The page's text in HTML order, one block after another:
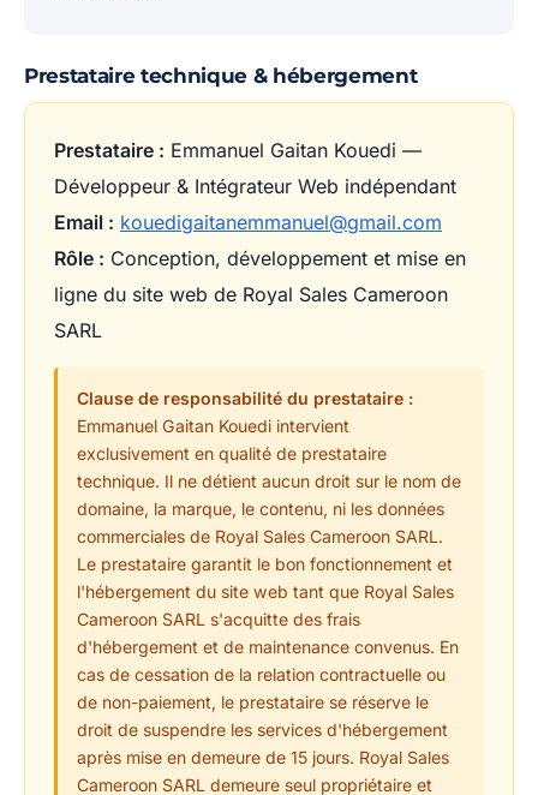
Prestataire technique & hébergement
Prestataire : Emmanuel Gaitan Kouedi —
Développeur & Intégrateur Web indépendant
Email : kouedigaitanemmanuel@gmail.com
Rôle : Conception, développement et mise en
ligne du site web de Royal Sales Cameroon
SARL
Clause de responsabilité du prestataire :
Emmanuel Gaitan Kouedi intervient
exclusivement en qualité de prestataire
technique. Il ne détient aucun droit sur le nom de
domaine, la marque, le contenu, ni les données
commerciales de Royal Sales Cameroon SARL.
Le prestataire garantit le bon fonctionnement et
l'hébergement du site web tant que Royal Sales
Cameroon SARL s'acquitte des frais
d'hébergement et de maintenance convenus. En
cas de cessation de la relation contractuelle ou
de non-paiement, le prestataire se réserve le
droit de suspendre les services d'hébergement
après mise en demeure de 15 jours. Royal Sales
Cameroon SARL demeure seul propriétaire et